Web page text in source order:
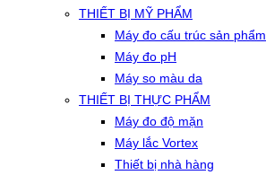
THIẾT BỊ MỸ PHẨM
Máy đo cấu trúc sản phẩm
Máy đo pH
Máy so màu da
THIẾT BỊ THỰC PHẨM
Máy đo độ mặn
Máy lắc Vortex
Thiết bị nhà hàng